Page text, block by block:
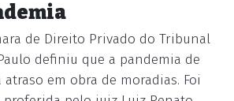
de Direito Privado do Tribunal
definiu que a pandemia de
em obra de moradias. Foi